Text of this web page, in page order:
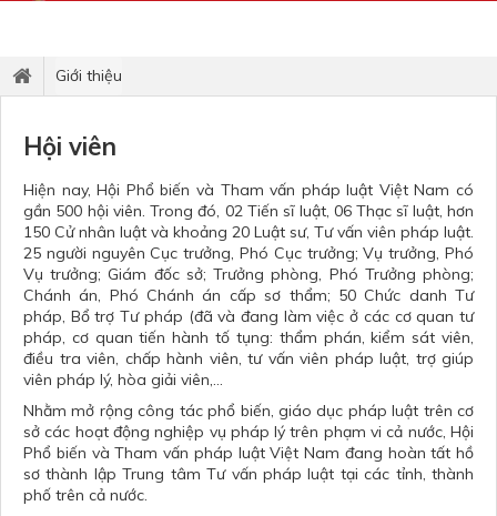
Giới thiệu
Hội viên
Hiện nay, Hội Phổ biến và Tham vấn pháp luật Việt Nam có
gần 500 hội viên. Trong đó, 02 Tiến sĩ luật, 06 Thạc sĩ luật, hơn
150 Cử nhân luật và khoảng 20 Luật sư, Tư vấn viên pháp luật.
25 người nguyên Cục trưởng, Phó Cục trưởng; Vụ trưởng, Phó
Vụ trưởng; Giám đốc sở; Trưởng phòng, Phó Trưởng phòng;
Chánh án, Phó Chánh án cấp sơ thẩm; 50 Chức danh Tư
pháp, Bổ trợ Tư pháp (đã và đang làm việc ở các cơ quan tư
pháp, cơ quan tiến hành tố tụng: thẩm phán, kiểm sát viên,
điều tra viên, chấp hành viên, tư vấn viên pháp luật, trợ giúp
viên pháp lý, hòa giải viên,…
Nhằm mở rộng công tác phổ biến, giáo dục pháp luật trên cơ
sở các hoạt động nghiệp vụ pháp lý trên phạm vi cả nước, Hội
Phổ biến và Tham vấn pháp luật Việt Nam đang hoàn tất hồ
sơ thành lập Trung tâm Tư vấn pháp luật tại các tỉnh, thành
phố trên cả nước.